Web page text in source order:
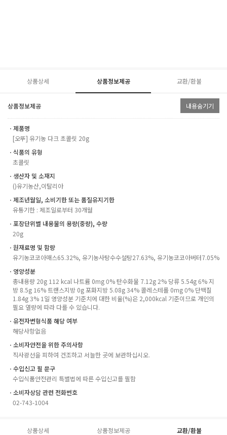
상품상세 상품정보제공 교환/환불
상품정보제공 내용숨기기
ㆍ제품명
[오뚜] 유기농 다크 초콜릿 20g
ㆍ식품의 유형
초콜릿
ㆍ생산자 및 소재지
()유기농산,이탈리아
ㆍ제조년월일, 소비기한 또는 품질유지기한
유통기한 : 제조일로부터 30개월
ㆍ포장단위별 내용물의 용량(중량), 수량
20g
ㆍ원재료명 및 함량
유기농코코아매스65.32%, 유기농사탕수수설탕27.63%, 유기농코코아버터7.05%
ㆍ영양성분
총내용량 20g 112 kcal 나트륨 0mg 0% 탄수화물 7.12g 2% 당류 5.54g 6% 지
방 8.5g 16% 트랜스지방 0g 포화지방 5.08g 34% 콜레스테롤 0mg 0% 단백질
1.84g 3% 1일 영양성분 기준치에 대한 비율(%)은 2,000kcal 기준이므로 개인의
필요 열량에 따라 다를 수 있습니다.
ㆍ유전자변형식품 해당 여부
해당사항없음
ㆍ소비자안전을 위한 주의사항
직사광선을 피하여 건조하고 서늘한 곳에 보관하십시오.
ㆍ수입신고 필 문구
수입식품안전관리 특별법에 따른 수입신고를 필함
ㆍ소비자상담 관련 전화번호
02-743-1004
상품상세 상품정보제공 교환/환불